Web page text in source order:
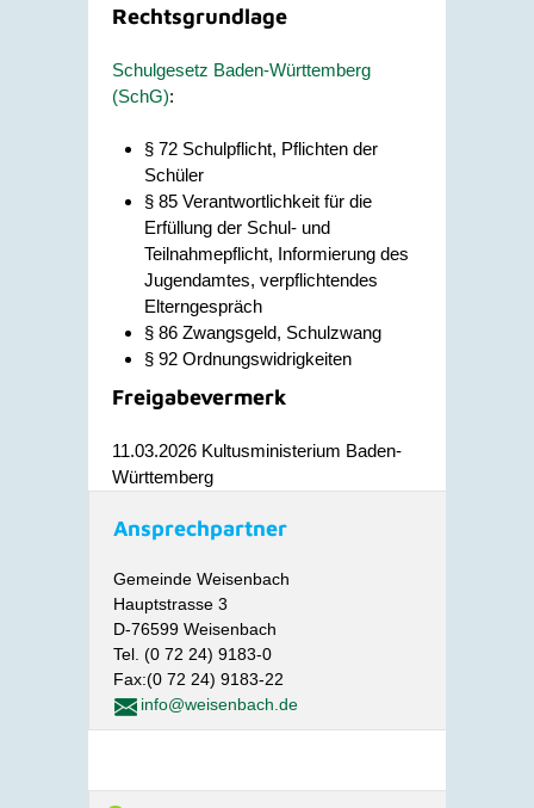
Rechtsgrundlage
Schulgesetz Baden-Württemberg
(SchG):
§ 72 Schulpflicht, Pflichten der
Schüler
§ 85 Verantwortlichkeit für die
Erfüllung der Schul- und
Teilnahmepflicht, Informierung des
Jugendamtes, verpflichtendes
Elterngespräch
§ 86 Zwangsgeld, Schulzwang
§ 92 Ordnungswidrigkeiten
Freigabevermerk
11.03.2026 Kultusministerium Baden-
Württemberg
Ansprechpartner
Gemeinde Weisenbach
Hauptstrasse 3
D-76599 Weisenbach
Tel. (0 72 24) 9183-0
Fax:(0 72 24) 9183-22
info@weisenbach.de